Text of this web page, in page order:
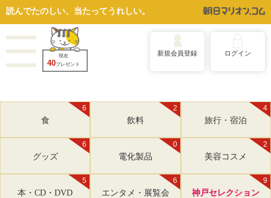
読んでたのしい、当たってうれしい。
現在
40プレゼント
新規会員登録 ログイン
6
食
2
飲料
4
旅行・宿泊
6
グッズ
0
電化製品
2
美容コスメ
5
本・CD・DVD
6
エンタメ・展覧会
9
神戸セレクション